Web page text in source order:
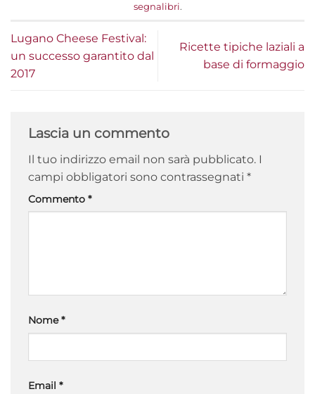
segnalibri.
Lugano Cheese Festival:
un successo garantito dal
2017
Ricette tipiche laziali a
base di formaggio
Lascia un commento
Il tuo indirizzo email non sarà pubblicato. I
campi obbligatori sono contrassegnati *
Commento *
Nome*
Email *